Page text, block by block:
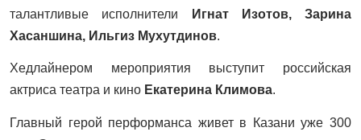
талантливые исполнители Игнат Изотов, Зарина
Хасаншина, Ильгиз Мухутдинов.
Хедлайнером мероприятия выступит российская
актриса театра и кино Екатерина Климова.
Главный герой перформанса живет в Казани уже 300